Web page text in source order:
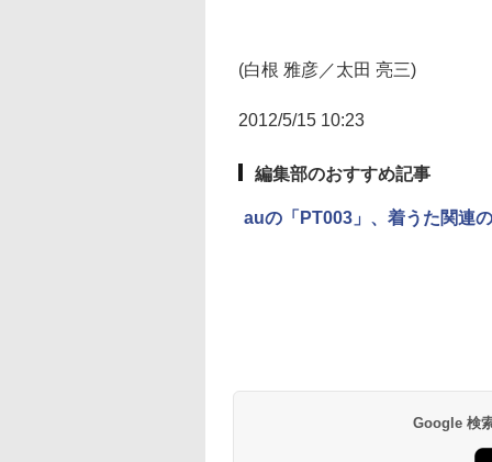
(白根 雅彦／太田 亮三)
2012/5/15 10:23
編集部のおすすめ記事
auの「PT003」、着うた関連
Google 検